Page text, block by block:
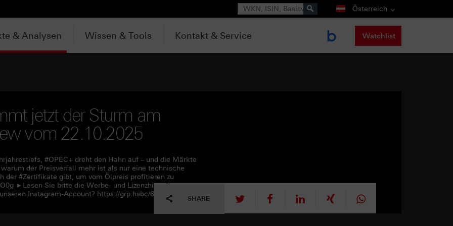
Suche Österreich
& Analysen Wissen & Tools Kontakt & Service Watchlist
jetzt der Sturm am
vom 22.10.2025
#OPEC+ dreht den Hahn auf – und die Märkte
der Preisverfall mehr ist als nur eine technische
der #Zertifikate gibt, um vom Ölpreis profitieren zu
►Lesen Sie bitte die Werbe- und Lizenzhinweise unter
Instagram-Account? https://grp.hsbc/6058ONO0i
SHARE tweet mitteilen